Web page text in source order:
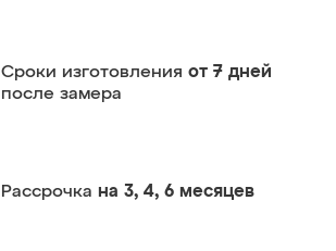
Сроки изготовления от 7 дней
после замера
Рассрочка на 3, 4, 6 месяцев